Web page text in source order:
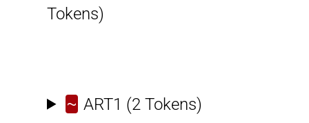
Tokens)
~ ART1 (2 Tokens)